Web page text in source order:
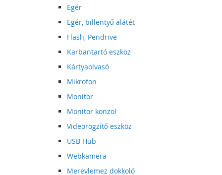
Egér
Egér, billentyű alátét
Flash, Pendrive
Karbantartó eszköz
Kártyaolvasó
Mikrofon
Monitor
Monitor konzol
Videorögzítő eszköz
USB Hub
Webkamera
Merevlemez dokkoló